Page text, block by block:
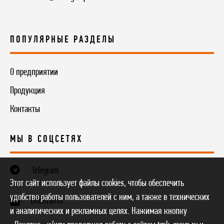
ПОПУЛЯРНЫЕ РАЗДЕЛЫ
О предприятии
Продукция
Контакты
МЫ В СОЦСЕТЯХ
Telegram
ВКонтакте
Этот сайт использует файлы cookies, чтобы обеспечить
удобство работы пользователей с ним, а также в технических
и аналитических и рекламных целях. Нажимая кнопку